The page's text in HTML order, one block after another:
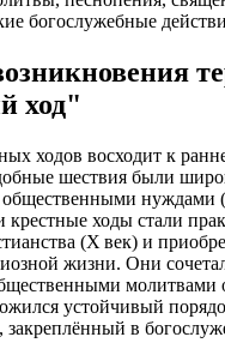
богослужебные
ход"
ходов восходит к
шествия были
общественными нуждами
ходы стали
(X век) и
жизни. Они
устойчивый
закреплённый в